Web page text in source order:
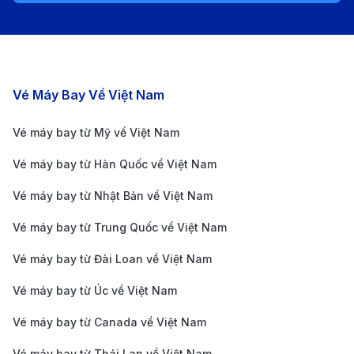
Mỹ. Hãng được biết đến với mạng lưới bay nội địa
hành khách có thể dễ dàng nối chuyến đến
Philadelphia qua hệ thống của Alaska. Phù hợp với
những người muốn khám phá thêm các thành phố
khác của Hoa Kỳ trước khi đến điểm đến cuối
China Airlines:
China Airlines khai thác tuyến bay
từ Hà Nội quá cảnh tại Đài Bắc, sau đó tiếp tục đến
Philadelphia thông qua đối tác hàng không. Hãng
cung cấp giá vé cạnh tranh, dịch vụ chu đáo và
Các chặng bay nổi bật
Vé Máy Bay Về Việt Nam
Vé máy bay từ Mỹ về Việt Nam
Vé máy bay từ Hàn Quốc về Việt Nam
Vé máy bay từ Nhật Bản về Việt Nam
Vé máy bay từ Trung Quốc về Việt Nam
Vé máy bay từ Đài Loan về Việt Nam
Vé máy bay từ Úc về Việt Nam
Vé máy bay từ Canada về Việt Nam